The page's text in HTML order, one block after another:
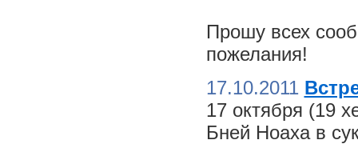
Прошу всех
пожелания!
17.10.2011
17 октября (19
Бней Ноаха в